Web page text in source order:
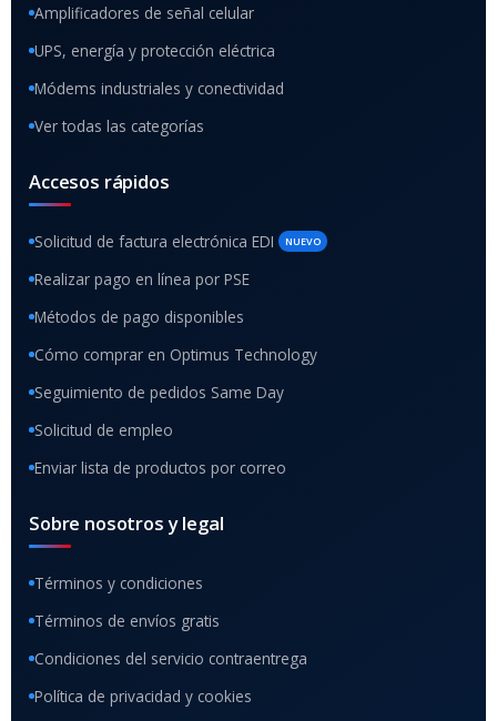
Amplificadores de señal celular
UPS, energía y protección eléctrica
Módems industriales y conectividad
Ver todas las categorías
Accesos rápidos
Solicitud de factura electrónica EDI NUEVO
Realizar pago en línea por PSE
Métodos de pago disponibles
Cómo comprar en Optimus Technology
Seguimiento de pedidos Same Day
Solicitud de empleo
Enviar lista de productos por correo
Sobre nosotros y legal
Términos y condiciones
Términos de envíos gratis
Condiciones del servicio contraentrega
Política de privacidad y cookies